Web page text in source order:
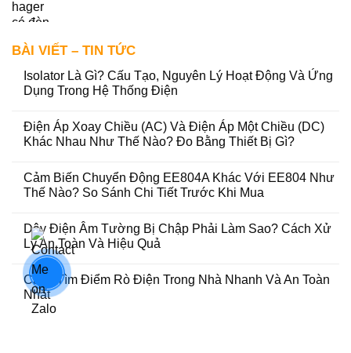
BÀI VIẾT – TIN TỨC
Isolator Là Gì? Cấu Tạo, Nguyên Lý Hoạt Động Và Ứng
Dụng Trong Hệ Thống Điện
Điện Áp Xoay Chiều (AC) Và Điện Áp Một Chiều (DC)
Khác Nhau Như Thế Nào? Đo Bằng Thiết Bị Gì?
Cảm Biến Chuyển Động EE804A Khác Với EE804 Như
Thế Nào? So Sánh Chi Tiết Trước Khi Mua
Dây Điện Âm Tường Bị Chập Phải Làm Sao? Cách Xử
Lý An Toàn Và Hiệu Quả
Cách Tìm Điểm Rò Điện Trong Nhà Nhanh Và An Toàn
Nhất